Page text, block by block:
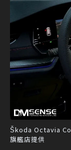
Škoda Octavia
旗艦店提供